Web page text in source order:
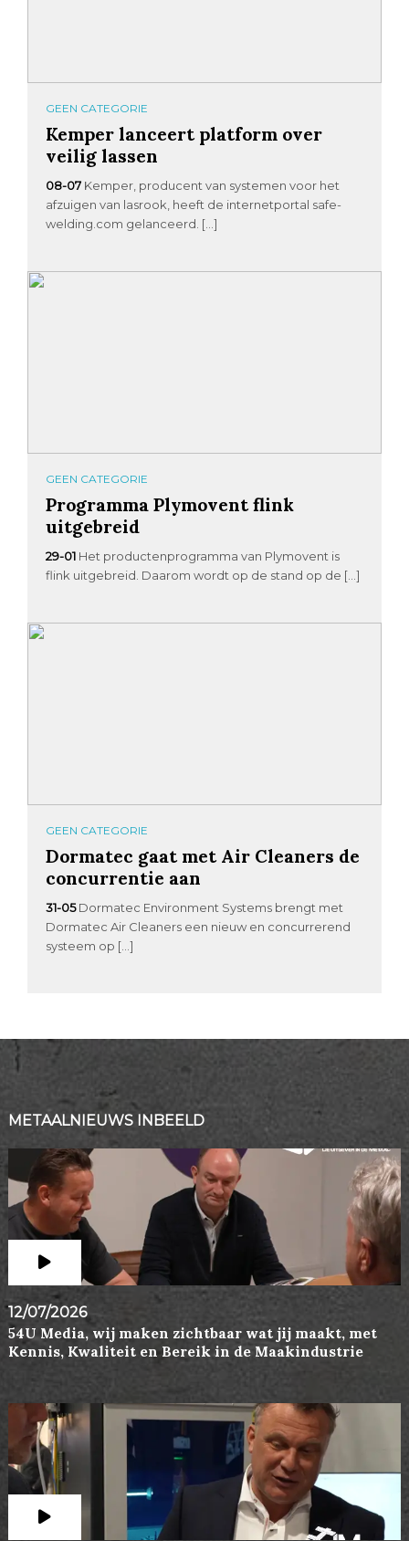
GEEN CATEGORIE
Kemper lanceert platform over
veilig lassen
08-07 Kemper, producent van systemen voor het
afzuigen van lasrook, heeft de internetportal safe-
welding.com gelanceerd. […]
GEEN CATEGORIE
Programma Plymovent flink
uitgebreid
29-01 Het productenprogramma van Plymovent is
flink uitgebreid. Daarom wordt op de stand op de […]
GEEN CATEGORIE
Dormatec gaat met Air Cleaners de
concurrentie aan
31-05 Dormatec Environment Systems brengt met
Dormatec Air Cleaners een nieuw en concurrerend
systeem op […]
METAALNIEUWS INBEELD
12/07/2026
54U Media, wij maken zichtbaar wat jij maakt, met
Kennis, Kwaliteit en Bereik in de Maakindustrie